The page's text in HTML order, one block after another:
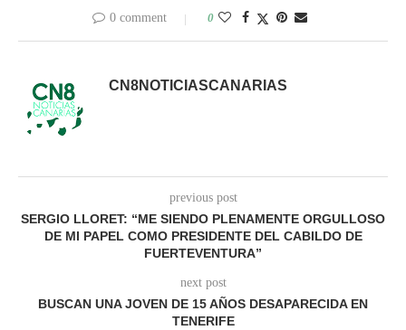
0 comment 0
CN8NOTICIASCANARIAS
previous post
SERGIO LLORET: “ME SIENDO PLENAMENTE ORGULLOSO
DE MI PAPEL COMO PRESIDENTE DEL CABILDO DE
FUERTEVENTURA”
next post
BUSCAN UNA JOVEN DE 15 AÑOS DESAPARECIDA EN
TENERIFE